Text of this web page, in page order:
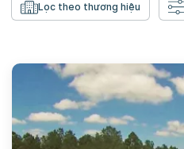
Lọc theo thương hiệu